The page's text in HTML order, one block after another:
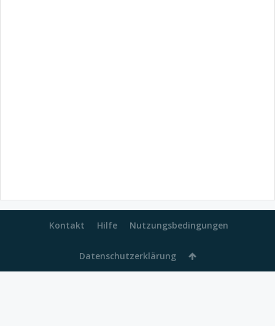
Kontakt Hilfe Nutzungsbedingungen
Datenschutzerklärung